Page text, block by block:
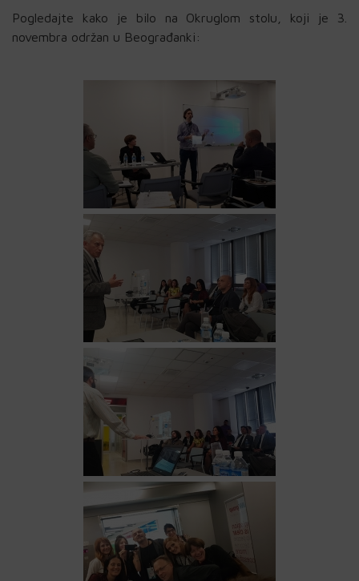
Pogledajte kako je bilo na Okruglom stolu, koji je 3.
novembra održan u Beograđanki: